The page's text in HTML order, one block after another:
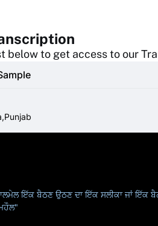
below to get access to our
ਇੱਕ ਬੈਠਣ ਉਠਣ ਦਾ ਇੱਕ ਸਲੀਕਾ ਜਾਂ ਇੱਕ